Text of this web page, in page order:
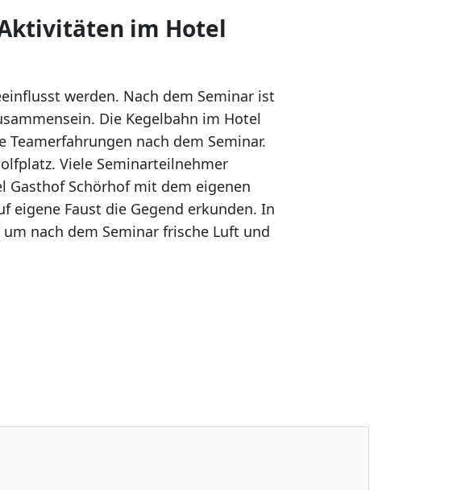
im Hotel
werden. Nach dem Seminar ist
Die Kegelbahn im Hotel
nach dem Seminar.
Viele Seminarteilnehmer
Gasthof Schörhof mit dem eigenen
eigene Faust die Gegend erkunden. In
nach dem Seminar frische Luft und